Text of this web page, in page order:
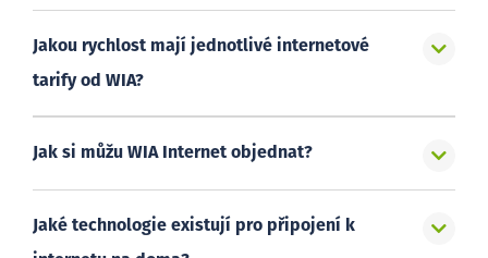
Jakou rychlost mají jednotlivé internetové
tarify od WIA?
Jak si můžu WIA Internet objednat?
Jaké technologie existují pro připojení k